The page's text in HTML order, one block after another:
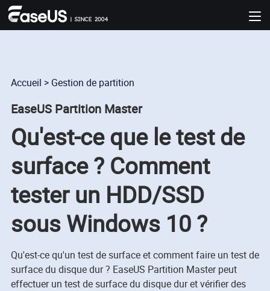
Accueil > Gestion de partition
EaseUS Partition Master
Qu'est-ce que le test de
surface ? Comment
tester un HDD/SSD
sous Windows 10 ?
Qu'est-ce qu'un test de surface et comment faire un test de
surface du disque dur ? EaseUS Partition Master peut
effectuer un test de surface du disque dur et vérifier des